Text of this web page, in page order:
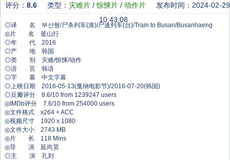
评分： 8.6 类型： 灾难片 /惊悚片 / 动作片
发布时间：2024-02-29
10:43:08
◎译 名 부산행/尸杀列车(港)/尸速列车(台)/Train to Busan/Busanhaeng
◎片 名 釜山行
◎年 代 2016
◎产 地 韩国
◎类 别 灾难/惊悚/动作
◎语 言 韩语
◎字 幕 中文字幕
◎上映日期 2016-05-13(戛纳电影节)/2016-07-20(韩国)
◎豆瓣评分 8.6/10 from 1239247 users
◎IMDb评分 7.6/10 from 254000 users
◎文件格式 x264 + ACC
◎视频尺寸 1920 x 1080
◎文件大小 2743 MB
◎片 长 118 Mins
◎导 演 延尚昊
◎主 演 孔刘